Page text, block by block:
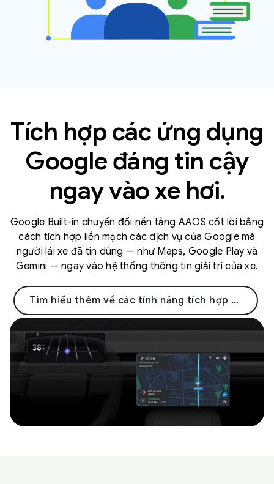
Tích hợp các ứng dụng
Google đáng tin cậy
ngay vào xe hơi.
Google Built-in chuyển đổi nền tảng AAOS cốt lõi bằng
cách tích hợp liền mạch các dịch vụ của Google mà
người lái xe đã tin dùng — như Maps, Google Play và
Gemini — ngay vào hệ thống thông tin giải trí của xe.
Tìm hiểu thêm về các tính năng tích hợp sẵn của Google →